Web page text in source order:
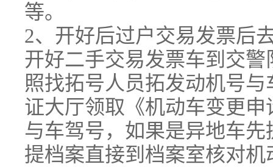
等。
2、开好后过户交易发票后
开好二手交易发票车到交
照找拓号人员拓发动机号
证大厅领取《机动车变更
与车驾号，如果是异地车
提档案直接到档案室核对